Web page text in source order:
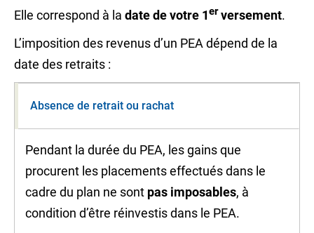
Elle correspond à la date de votre 1erversement.
L’imposition des revenus d’un PEA dépend de la
date des retraits :
Absence de retrait ou rachat
Pendant la durée du PEA, les gains que
procurent les placements effectués dans le
cadre du plan ne sont pas imposables, à
condition d’être réinvestis dans le PEA.